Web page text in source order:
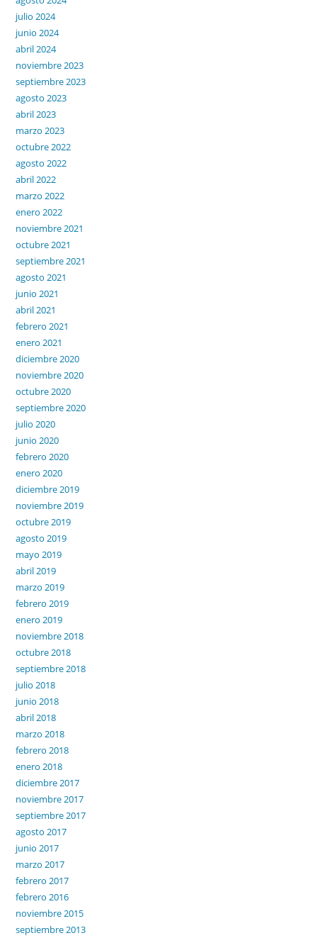
julio 2024
junio 2024
abril 2024
noviembre 2023
septiembre 2023
agosto 2023
abril 2023
marzo 2023
octubre 2022
agosto 2022
abril 2022
marzo 2022
enero 2022
noviembre 2021
octubre 2021
septiembre 2021
agosto 2021
junio 2021
abril 2021
febrero 2021
enero 2021
diciembre 2020
noviembre 2020
octubre 2020
septiembre 2020
julio 2020
junio 2020
febrero 2020
enero 2020
diciembre 2019
noviembre 2019
octubre 2019
agosto 2019
mayo 2019
abril 2019
marzo 2019
febrero 2019
enero 2019
noviembre 2018
octubre 2018
septiembre 2018
julio 2018
junio 2018
abril 2018
marzo 2018
febrero 2018
enero 2018
diciembre 2017
noviembre 2017
septiembre 2017
agosto 2017
junio 2017
marzo 2017
febrero 2017
febrero 2016
noviembre 2015
septiembre 2013